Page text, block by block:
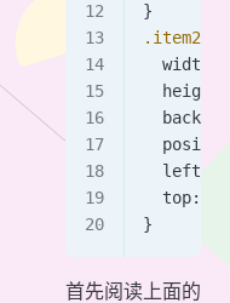
}
.item2
  width:
  left:
  top:
}
首先阅读上面的